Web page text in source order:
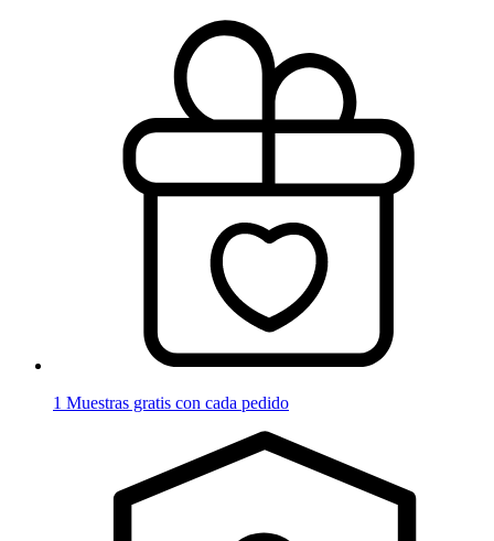
1 Muestras gratis con cada pedido